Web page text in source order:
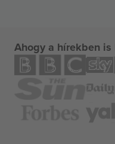
Ahogy a hírekben